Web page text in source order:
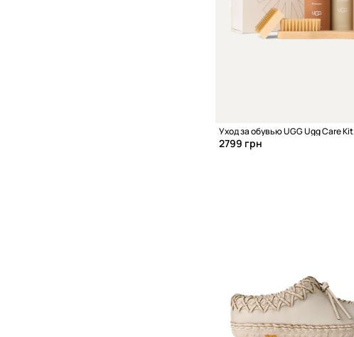
Уход за обувью UGG Ugg Care Kit
2799 грн